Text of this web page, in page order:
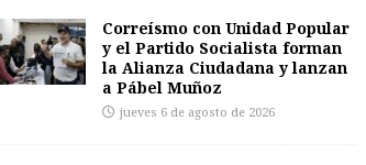
Correísmo con Unidad Popular
y el Partido Socialista forman
la Alianza Ciudadana y lanzan
a Pábel Muñoz
jueves 6 de agosto de 2026